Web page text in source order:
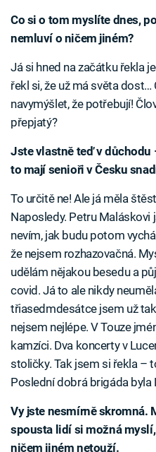
Co si o tom myslíte dnes,
nemluví o ničem jiném?
Já si hned na začátku řekla
řekl si, že už má světa
navymýšlet, že potřebují!
přepjatý?
Jste vlastně teď v důchodu
to mají senioři v Česku
To určitě ne! Ale já měla
Naposledy. Petru Maláskovi
nevím, jak budu potom
že nejsem rozhazovačná.
udělám nějakou besedu a
covid. Já to ale nikdy
třiasedmdesátce jsem už
nejsem nejlépe. V Touze
kamzíci. Dva koncerty v
stoličky. Tak jsem si řekla –
Poslední dobrá brigáda
Vy jste nesmírně skromná.
spousta lidí si možná
ničem jiném netouží.